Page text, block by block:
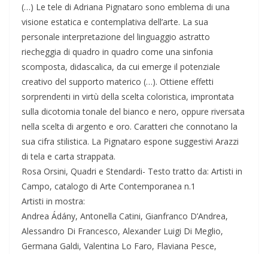
(…) Le tele di Adriana Pignataro sono emblema di una
visione estatica e contemplativa dell’arte. La sua
personale interpretazione del linguaggio astratto
riecheggia di quadro in quadro come una sinfonia
scomposta, didascalica, da cui emerge il potenziale
creativo del supporto materico (…). Ottiene effetti
sorprendenti in virtù della scelta coloristica, improntata
sulla dicotomia tonale del bianco e nero, oppure riversata
nella scelta di argento e oro. Caratteri che connotano la
sua cifra stilistica. La Pignataro espone suggestivi Arazzi
di tela e carta strappata.
Rosa Orsini, Quadri e Stendardi- Testo tratto da: Artisti in
Campo, catalogo di Arte Contemporanea n.1
Artisti in mostra:
Andrea Ádány, Antonella Catini, Gianfranco D’Andrea,
Alessandro Di Francesco, Alexander Luigi Di Meglio,
Germana Galdi, Valentina Lo Faro, Flaviana Pesce,